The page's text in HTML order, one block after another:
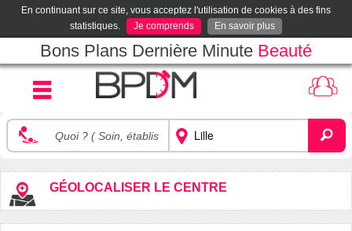
En continuant sur ce site, vous acceptez l'utilisation de cookies à des fins
statistiques.
Je comprends En savoir plus
Bons Plans Dernière Minute Beauté
GÉOLOCALISER LE CENTRE